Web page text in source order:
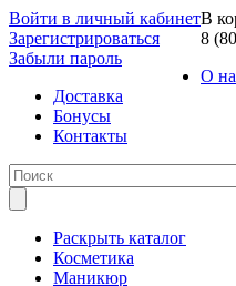
Войти в личный кабинет
Зарегистрироваться
Забыли пароль
В
8
О
Доставка
Бонусы
Контакты
Раскрыть каталог
Косметика
Маникюр